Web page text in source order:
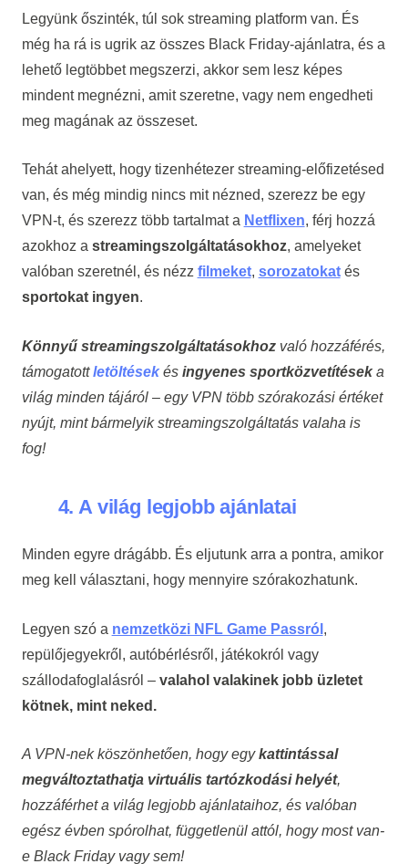
Legyünk őszinték, túl sok streaming platform van. És
még ha rá is ugrik az összes Black Friday-ajánlatra, és a
lehető legtöbbet megszerzi, akkor sem lesz képes
mindent megnézni, amit szeretne, vagy nem engedheti
meg magának az összeset.
Tehát ahelyett, hogy tizenhétezer streaming-előfizetésed
van, és még mindig nincs mit nézned, szerezz be egy
VPN-t, és szerezz több tartalmat a Netflixen, férj hozzá
azokhoz a streamingszolgáltatásokhoz, amelyeket
valóban szeretnél, és nézz filmeket, sorozatokatés
sportokat ingyen.
Könnyű streamingszolgáltatásokhozvaló hozzáférés,
támogatottletöltésekés ingyenes sportközvetítéseka
világ minden tájáról – egy VPN több szórakozási értéket
nyújt, mint bármelyik streamingszolgáltatás valaha is
fog!
4. A világ legjobb ajánlatai
Minden egyre drágább. És eljutunk arra a pontra, amikor
meg kell választani, hogy mennyire szórakozhatunk.
Legyen szó a nemzetközi NFL Game Passról ,
repülőjegyekről, autóbérlésről, játékokról vagy
szállodafoglalásról – valahol valakinek jobb üzletet
kötnek, mint neked.
A VPN-nek köszönhetően, hogy egykattintással
megváltoztathatja virtuális tartózkodási helyét,
hozzáférhet a világ legjobb ajánlataihoz, és valóban
egész évben spórolhat, függetlenül attól, hogy most van-
e Black Friday vagy sem!